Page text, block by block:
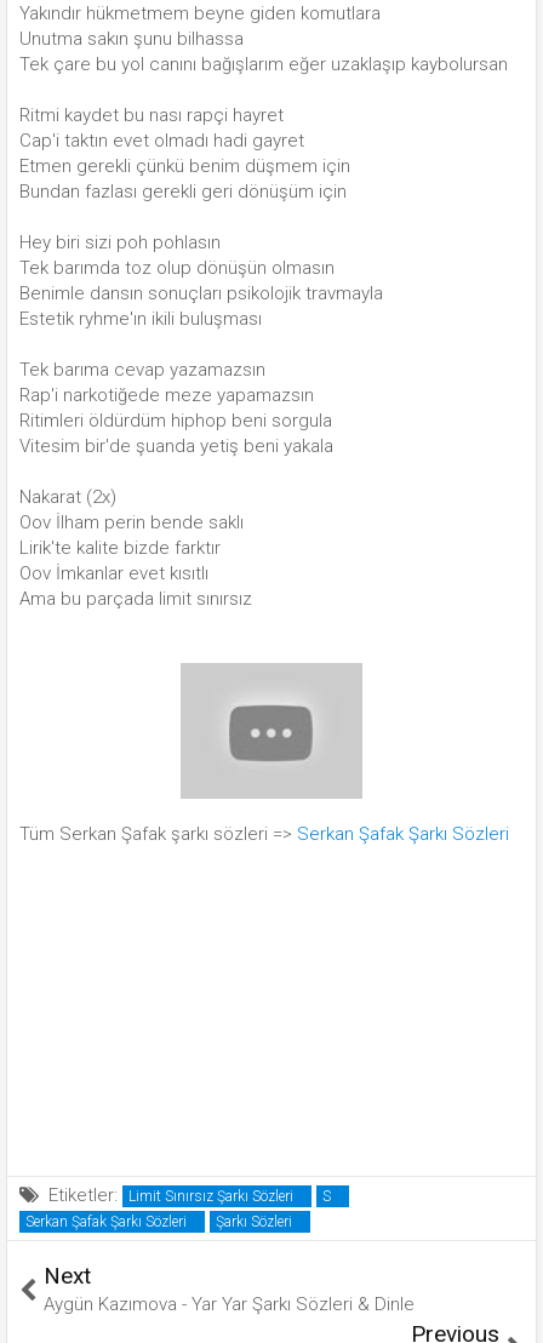
Yakındır hükmetmem beyne giden komutlara
Unutma sakın şunu bilhassa
Tek çare bu yol canını bağışlarım eğer uzaklaşıp kaybolursan
Ritmi kaydet bu nası rapçi hayret
Cap'i taktın evet olmadı hadi gayret
Etmen gerekli çünkü benim düşmem için
Bundan fazlası gerekli geri dönüşüm için
Hey biri sizi poh pohlasın
Tek barımda toz olup dönüşün olmasın
Benimle dansın sonuçları psikolojik travmayla
Estetik ryhme'ın ikili buluşması
Tek barıma cevap yazamazsın
Rap'i narkotiğede meze yapamazsın
Ritimleri öldürdüm hiphop beni sorgula
Vitesim bir'de şuanda yetiş beni yakala
Nakarat (2x)
Oov İlham perin bende saklı
Lirik'te kalite bizde farktır
Oov İmkanlar evet kısıtlı
Ama bu parçada limit sınırsız
Tüm Serkan Şafak şarkı sözleri => Serkan Şafak Şarkı Sözleri
Etiketler: Limit Sınırsız Şarkı Sözleri
S
Serkan Şafak Şarkı Sözleri
Şarkı Sözleri
Next
Aygün Kazımova - Yar Yar Şarkı Sözleri & Dinle
Previous